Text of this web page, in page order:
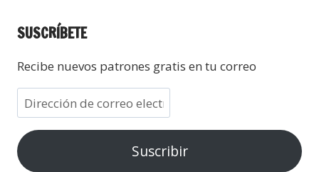
SUSCRÍBETE
Recibe nuevos patrones gratis en tu correo
Suscribir